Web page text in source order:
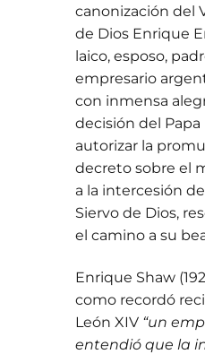
canonización del
de Dios Enrique
laico, esposo,
empresario
con inmensa
decisión del Papa
autorizar la
decreto sobre el
a la intercesión
Siervo de Dios,
el camino a su
Enrique Shaw
como recordó
León XIV “un
entendió que la